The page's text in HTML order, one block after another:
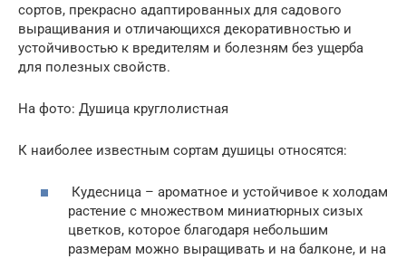
сортов, прекрасно адаптированных для садового
выращивания и отличающихся декоративностью и
устойчивостью к вредителям и болезням без ущерба
для полезных свойств.
На фото: Душица круглолистная
К наиболее известным сортам душицы относятся:
Кудесница – ароматное и устойчивое к холодам
растение с множеством миниатюрных сизых
цветков, которое благодаря небольшим
размерам можно выращивать и на балконе, и на